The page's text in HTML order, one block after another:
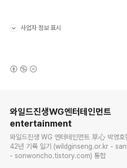
사업자 정보 표시
와일드진생WG엔터테인먼트
entertainment
와일드진생 WG 엔터테인먼트 草心 박영호
42년 기록 일기 (wildginseng.or.kr - sanwoncho.or.kr
- sonwoncho.tistory.com) 통합